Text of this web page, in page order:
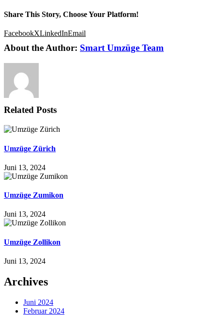
Share This Story, Choose Your Platform!
FacebookXLinkedInEmail
About the Author: Smart Umzüge Team
Related Posts
Umzüge Zürich
Juni 13, 2024
Umzüge Zumikon
Juni 13, 2024
Umzüge Zollikon
Juni 13, 2024
Archives
Juni 2024
Februar 2024